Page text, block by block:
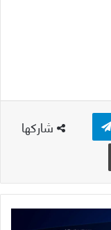
شاركها
طباعة